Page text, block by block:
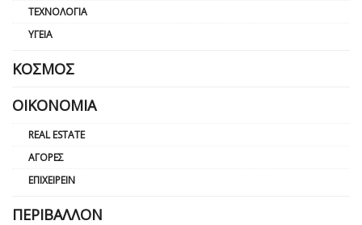
ΤΕΧΝΟΛΟΓΊΑ
ΥΓΕΊΑ
ΚΌΣΜΟΣ
ΟΙΚΟΝΟΜΊΑ
REAL ESTATE
ΑΓΟΡΈΣ
ΕΠΙΧΕΙΡΕΊΝ
ΠΕΡΙΒΆΛΛΟΝ